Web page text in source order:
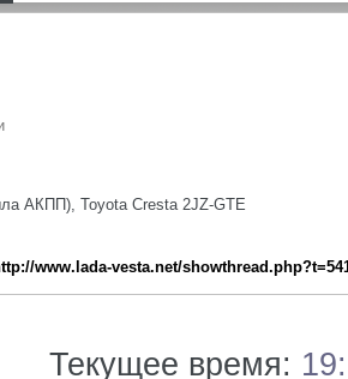
АКПП), Toyota Cresta 2JZ-GTE
www.lada-vesta.net/
Текущее время: